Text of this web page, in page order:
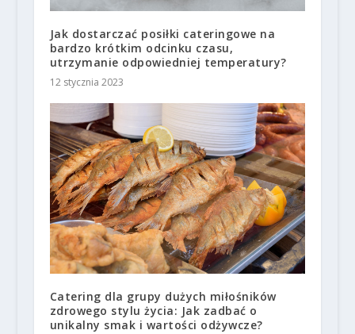
Jak dostarczać posiłki cateringowe na
bardzo krótkim odcinku czasu,
utrzymanie odpowiedniej temperatury?
12 stycznia 2023
Catering dla grupy dużych miłośników
zdrowego stylu życia: Jak zadbać o
unikalny smak i wartości odżywcze?